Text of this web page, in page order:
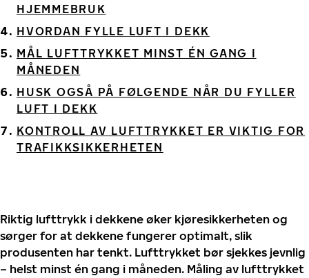
HJEMMEBRUK
HVORDAN FYLLE LUFT I DEKK
MÅL LUFTTRYKKET MINST ÉN GANG I
MÅNEDEN
HUSK OGSÅ PÅ FØLGENDE NÅR DU FYLLER
LUFT I DEKK
KONTROLL AV LUFTTRYKKET ER VIKTIG FOR
TRAFIKKSIKKERHETEN
Riktig lufttrykk i dekkene øker kjøresikkerheten og
sørger for at dekkene fungerer optimalt, slik
produsenten har tenkt. Lufttrykket bør sjekkes jevnlig
– helst minst én gang i måneden. Måling av lufttrykket